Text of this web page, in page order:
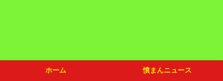
ホーム 憤まんニュース